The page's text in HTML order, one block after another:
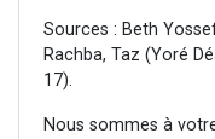
Sources : Beth
Rachba, Taz (Yoré
17).
Nous sommes à